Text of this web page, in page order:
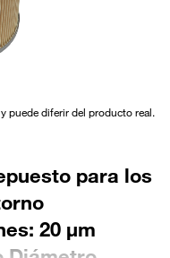
puede diferir del producto real.
para los
20 µm